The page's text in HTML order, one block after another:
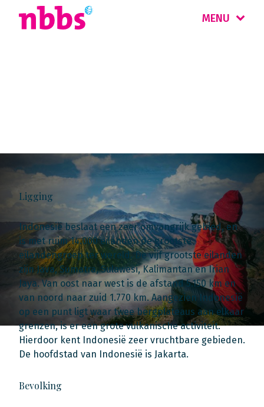
MENU
Ligging
Indonesië beslaat een zeer omvangrijk gebied, en
is met ruim 14.000 eilanden de grootste
eilandengroep ter wereld. De vijf grootste eilanden
zijn Java, Sumatra, Sulawesi, Kalimantan en Irian
Jaya. Van oost naar west is de afstand 5.150 km en
van noord naar zuid 1.770 km. Aangezien Indonesië
op een punt ligt waar twee bergplateaus aan elkaar
grenzen, is er een grote vulkanische activiteit.
Hierdoor kent Indonesië zeer vruchtbare gebieden.
De hoofdstad van Indonesië is Jakarta.
Bevolking